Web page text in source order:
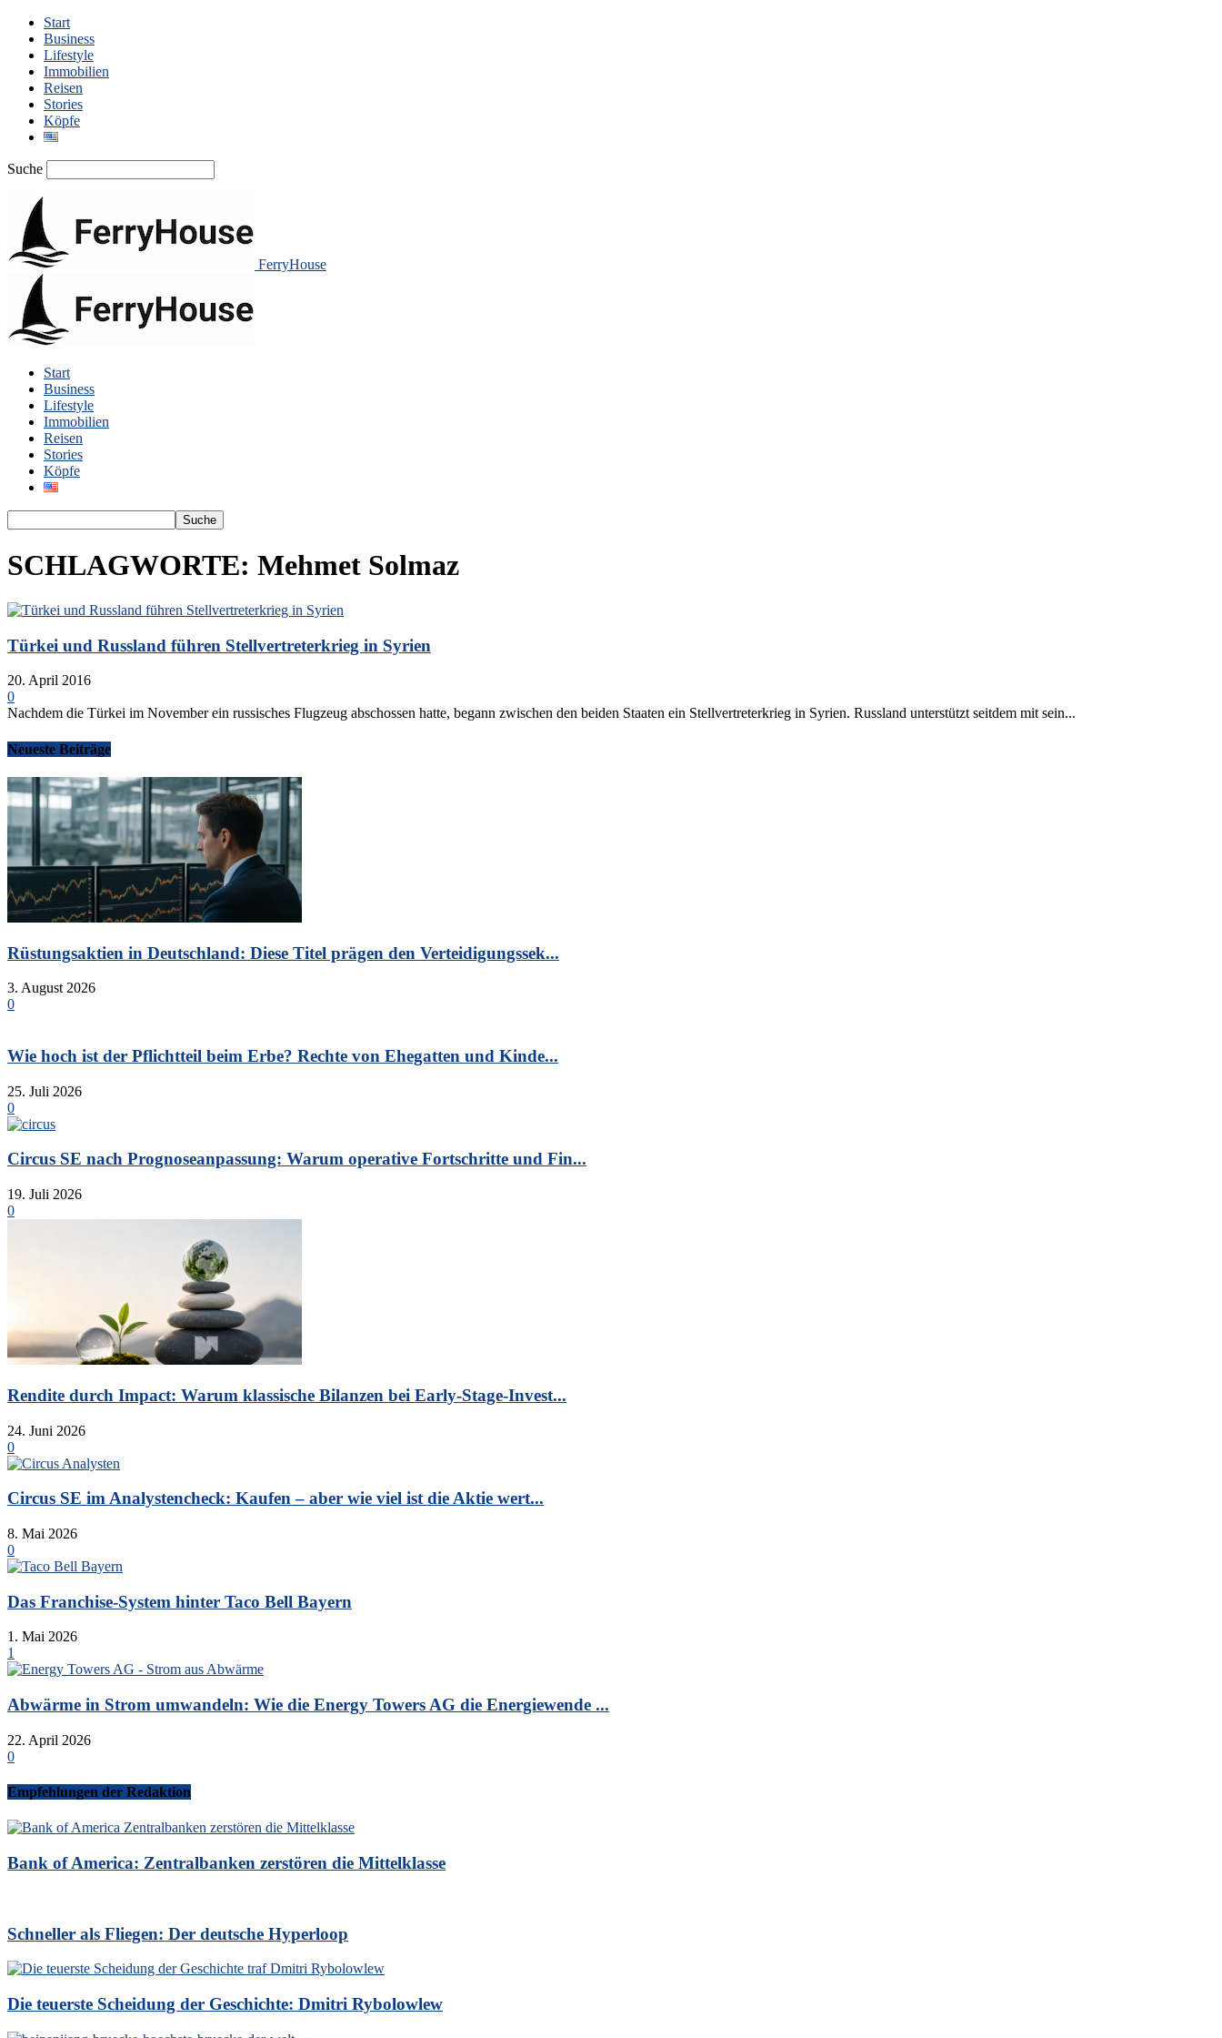
Start
Business
Lifestyle
Immobilien
Reisen
Stories
Köpfe
Suche
FerryHouse
Start
Business
Lifestyle
Immobilien
Reisen
Stories
Köpfe
SCHLAGWORTE: Mehmet Solmaz
Türkei und Russland führen Stellvertreterkrieg in Syrien
20. April 2016
0
Nachdem die Türkei im November ein russisches Flugzeug abschossen hatte, begann zwischen den beiden Staaten ein Stellvertreterkrieg in Syrien. Russland unterstützt seitdem mit sein...
Neueste Beiträge
Rüstungsaktien in Deutschland: Diese Titel prägen den Verteidigungssek...
3. August 2026
0
Wie hoch ist der Pflichtteil beim Erbe? Rechte von Ehegatten und Kinde...
25. Juli 2026
0
Circus SE nach Prognoseanpassung: Warum operative Fortschritte und Fin...
19. Juli 2026
0
Rendite durch Impact: Warum klassische Bilanzen bei Early-Stage-Invest...
24. Juni 2026
0
Circus SE im Analystencheck: Kaufen – aber wie viel ist die Aktie wert...
8. Mai 2026
0
Das Franchise-System hinter Taco Bell Bayern
1. Mai 2026
1
Abwärme in Strom umwandeln: Wie die Energy Towers AG die Energiewende ...
22. April 2026
0
Empfehlungen der Redaktion
Bank of America: Zentralbanken zerstören die Mittelklasse
Schneller als Fliegen: Der deutsche Hyperloop
Die teuerste Scheidung der Geschichte: Dmitri Rybolowlew